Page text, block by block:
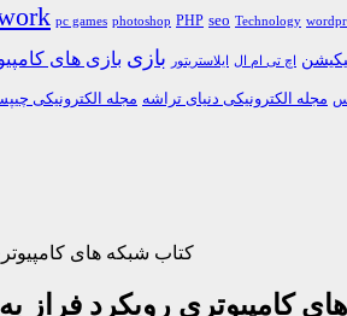
pc games photoshop PHP seo Technology
اچ تی ام ال ایلاستریتور بازی بازی های
مجله الکترونیکی دنیای تراشه مجله الکترونیکی
کتاب شبکه های
کامپیوتری رویکرد فراز